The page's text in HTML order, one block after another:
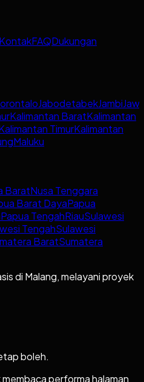
KontakFAQDukungan
JabodetabekJambi
Kalimantan BaratKalimantan
TimurKalimantan
Maluku
BaratNusa Tenggara
Barat DayaPapua
Papua TengahRiauSulawesi
TengahSulawesi
BaratSumatera
di Malang, melayani proyek
boleh.
performa halaman